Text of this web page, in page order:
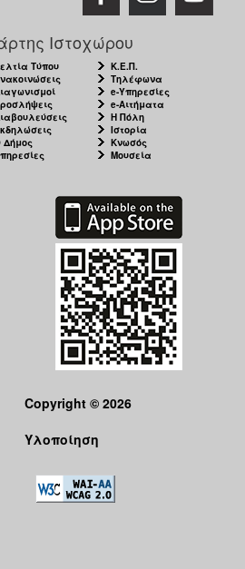
Ιστοχώρου
Τύπου
Δήμος
Κ.Ε.Π.
Τηλέφωνα
e-Υπηρεσίες
e-Αιτήματα
Η Πόλη
Ιστορία
Κνωσός
Μουσεία
Copyright © 2026
Υλοποίηση